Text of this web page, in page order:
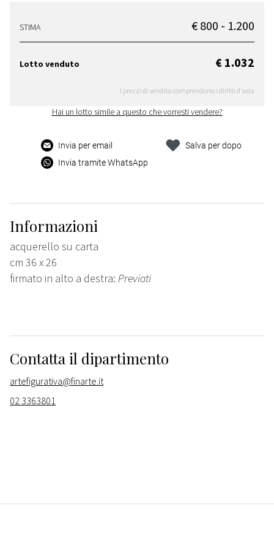
STIMA € 800 - 1.200
Lotto venduto € 1.032
I prezzi di vendita comprendono i diritti d'asta
Hai un lotto simile a questo che vorresti vendere?
Invia per email
Invia tramite WhatsApp
Salva per dopo
Informazioni
acquerello su carta
cm 36 x 26
firmato in alto a destra: Previati
Contatta il dipartimento
artefigurativa@finarte.it
02 3363801